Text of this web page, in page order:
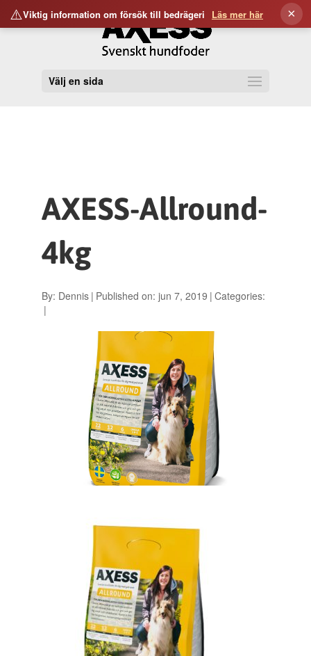
⚠️Viktig information om försök till bedrägeri Läs mer här ×
Välj en sida
AXESS-Allround-
4kg
By: Dennis | Published on: jun 7, 2019 | Categories:
|